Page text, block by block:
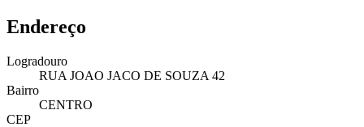
Endereço
Logradouro
RUA JOAO JACO DE SOUZA 42
Bairro
CENTRO
CEP